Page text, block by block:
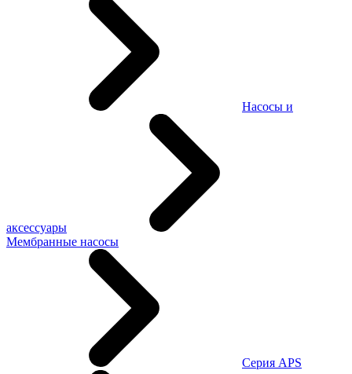
Насосы и
аксессуары
Мембранные насосы
Cерия АРS